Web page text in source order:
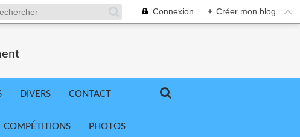
Connexion + Créer mon blog
DIVERS CONTACT
COMPÉTITIONS PHOTOS